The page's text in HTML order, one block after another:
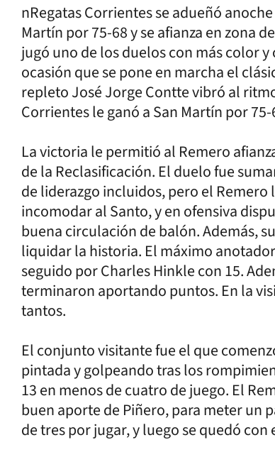
nRegatas Corrientes se adueñó
Martín por 75-68 y se afianza en zona
jugó uno de los duelos con más color
ocasión que se pone en marcha el
repleto José Jorge Contte vibró al
Corrientes le ganó a San Martín por 75-
La victoria le permitió al Remero
de la Reclasificación. El duelo fue
de liderazgo incluidos, pero el
incomodar al Santo, y en ofensiva
buena circulación de balón. Además,
liquidar la historia. El máximo
seguido por Charles Hinkle con 15.
terminaron aportando puntos. En la
tantos.
El conjunto visitante fue el que
pintada y golpeando tras los
13 en menos de cuatro de juego. El
buen aporte de Piñero, para meter un
de tres por jugar, y luego se quedó